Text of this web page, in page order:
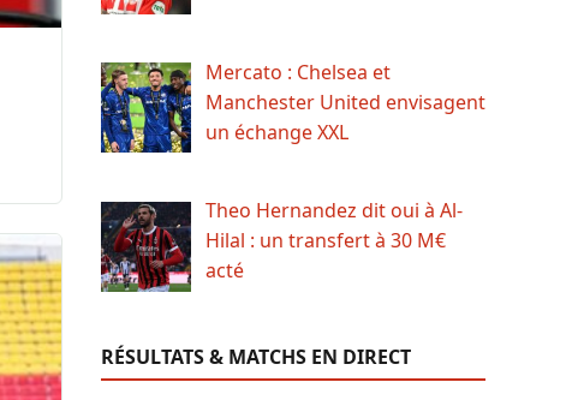
Mercato : Chelsea et
Manchester United envisagent
un échange XXL
Theo Hernandez dit oui à Al-
Hilal : un transfert à 30 M€
acté
RÉSULTATS & MATCHS EN DIRECT